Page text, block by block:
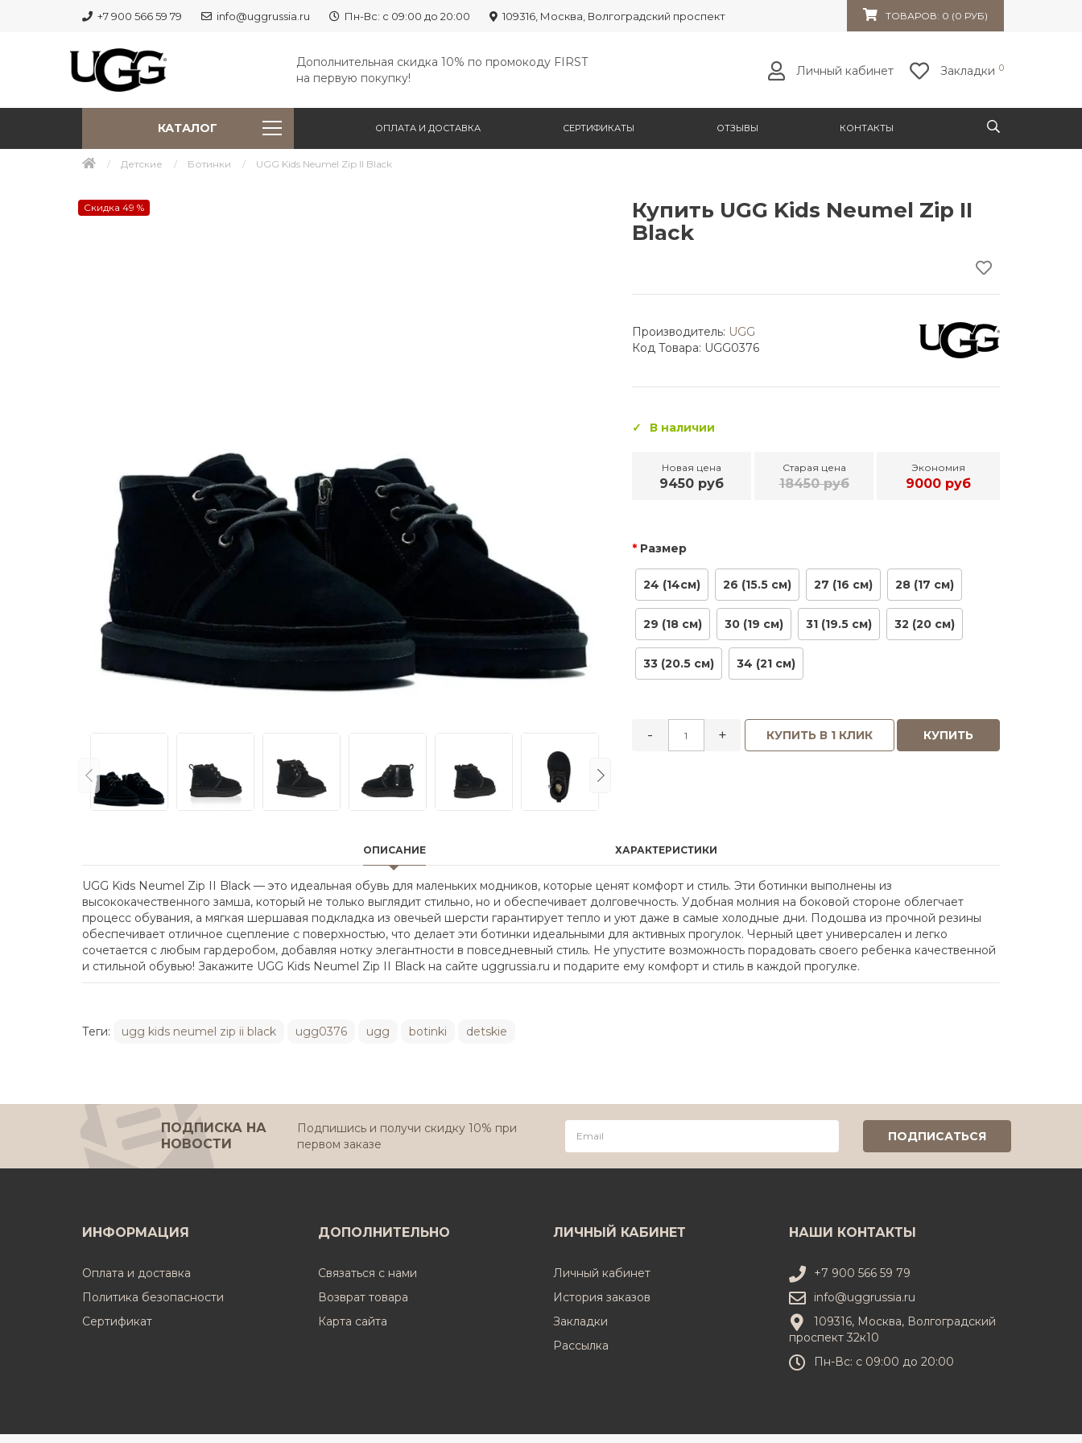
+7 900 566 59 79 info@uggrussia.ru Пн-Вс: с 09:00 до 20:00 109316, Москва, Волгоградский проспект 32к10 ТОВАРОВ: 0 (0 РУБ)
Дополнительная скидка 10% по промокоду FIRST
на первую покупку!
Личный кабинет Закладки 0
КАТАЛОГ ОПЛАТА И ДОСТАВКА СЕРТИФИКАТЫ ОТЗЫВЫ КОНТАКТЫ
Детские Ботинки UGG Kids Neumel Zip II Black
Скидка 49 %
Купить UGG Kids Neumel Zip II
Black
Производитель: UGG
Код Товара: UGG0376
В наличии
Новая цена
9450 руб
Старая цена
18450 руб
Экономия
9000 руб
Размер
24 (14см) 26 (15.5 см) 27 (16 см) 28 (17 см)
29 (18 см) 30 (19 см) 31 (19.5 см) 32 (20 см)
33 (20.5 см) 34 (21 см)
- + КУПИТЬ В 1 КЛИК КУПИТЬ
ОПИСАНИЕ ХАРАКТЕРИСТИКИ
UGG Kids Neumel Zip II Black — это идеальная обувь для маленьких модников, которые ценят комфорт и стиль. Эти ботинки выполнены из
высококачественного замша, который не только выглядит стильно, но и обеспечивает долговечность. Удобная молния на боковой стороне облегчает
процесс обувания, а мягкая шершавая подкладка из овечьей шерсти гарантирует тепло и уют даже в самые холодные дни. Подошва из прочной резины
обеспечивает отличное сцепление с поверхностью, что делает эти ботинки идеальными для активных прогулок. Черный цвет универсален и легко
сочетается с любым гардеробом, добавляя нотку элегантности в повседневный стиль. Не упустите возможность порадовать своего ребенка качественной
и стильной обувью! Закажите UGG Kids Neumel Zip II Black на сайте uggrussia.ru и подарите ему комфорт и стиль в каждой прогулке.
Теги: ugg kids neumel zip ii black ugg0376 ugg botinki detskie
ПОДПИСКА НА
НОВОСТИ
Подпишись и получи скидку 10% при
первом заказе
ИНФОРМАЦИЯ
Оплата и доставка
Политика безопасности
Cертификат
ДОПОЛНИТЕЛЬНО
Связаться с нами
Возврат товара
Карта сайта
ЛИЧНЫЙ КАБИНЕТ
Личный кабинет
История заказов
Закладки
Рассылка
НАШИ КОНТАКТЫ
+7 900 566 59 79
info@uggrussia.ru
109316, Москва, Волгоградский
проспект 32к10
Пн-Вс: с 09:00 до 20:00